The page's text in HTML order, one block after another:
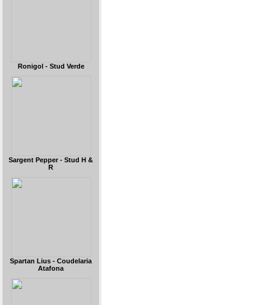
Ronigol - Stud Verde
Sargent Pepper - Stud H &
R
Spartan Lius - Coudelaria
Atafona